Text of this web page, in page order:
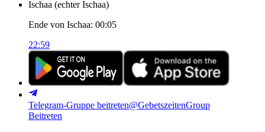
Ischaa (echter Ischaa)
Ende von Ischaa: 00:05
22:59
Telegram-Gruppe beitreten@GebetszeitenGroup
Beitreten